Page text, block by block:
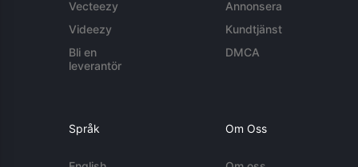
Vecteezy
Videezy
Bli en
leverantör
Annonsera
Kundtjänst
DMCA
Språk Om Oss